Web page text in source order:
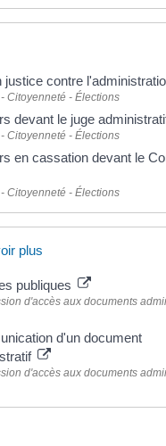
justice contre
Citoyenneté - Élections
devant le juge
Citoyenneté - Élections
en cassation devant le
Citoyenneté - Élections
plus
publiques
d'accès aux documents
d'un document
d'accès aux documents